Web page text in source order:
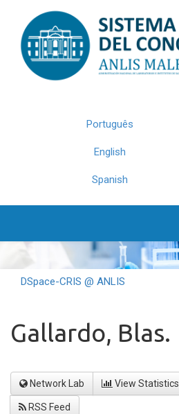
navigation
Português
English
Spanish
DSpace-CRIS @ ANLIS
Gallardo, Blas.
Network Lab View Statistics
RSS Feed